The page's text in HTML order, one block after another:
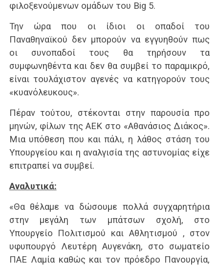
φιλοξενούμενων ομάδων του Big 5.
Την ώρα που οι ίδιοι οι οπαδοί του
Παναθηναϊκού δεν μπορούν να εγγυηθούν πως
οι συνοπαδοί τους θα τηρήσουν τα
συμφωνηθέντα και δεν θα συμβεί το παραμικρό,
είναι τουλάχιστον αγενές να κατηγορούν τους
«κυανόλευκους».
Πέραν τούτου, στέκονται στην παρουσία προ
μηνών, φίλων της ΑΕΚ στο «Αθανάσιος Διάκος».
Μια υπόθεση που και πάλι, η λάθος στάση του
Υπουργείου και η αναλγισία της αστυνομίας είχε
επιτραπεί να συμβεί.
Αναλυτικά:
«Θα θέλαμε να δώσουμε πολλά συγχαρητήρια
στην μεγάλη των μπάτσων σχολή, στο
Υπουργείο Πολιτισμού και Αθλητισμού , στον
υφυπουργό Λευτέρη Αυγενάκη, στο σωματείο
ΠΑΕ Λαμία καθώς και τον πρόεδρο Πανουργία,